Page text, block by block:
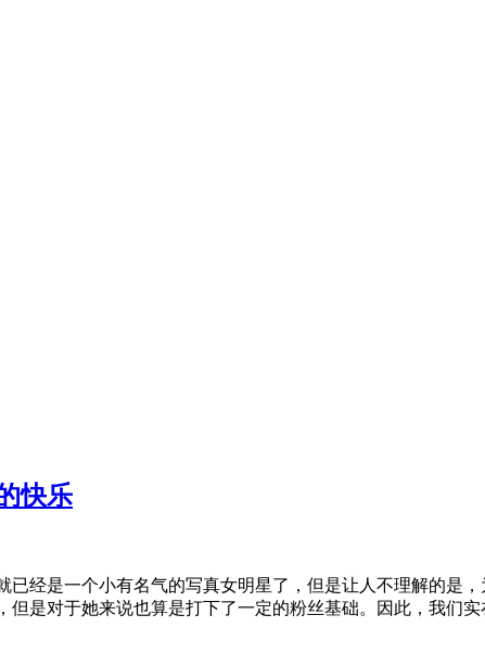
快乐
已经是一个小有名气的写真女明星了，但是让人不理解的是
但是对于她来说也算是打下了一定的粉丝基础。因此，我们